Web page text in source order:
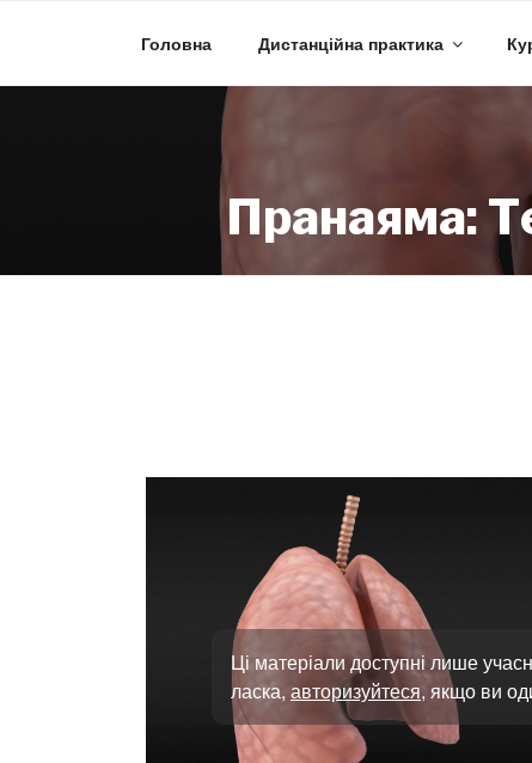
Головна Дистанційна практика
Пранаяма:
Ці матеріали доступні лише
ласка, авторизуйтеся, якщо ви